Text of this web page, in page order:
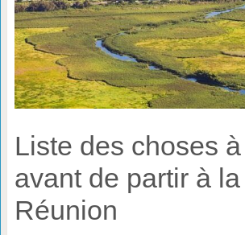
Liste des choses
avant de partir à la
Réunion